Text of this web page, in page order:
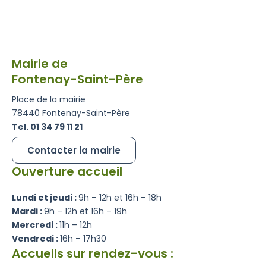
Mairie de
Fontenay-Saint-Père
Place de la mairie
78440 Fontenay-Saint-Père
Tel. 01 34 79 11 21
Contacter la mairie
Ouverture accueil
Lundi et jeudi :9h – 12h et 16h – 18h
Mardi :9h – 12h et 16h – 19h
Mercredi :11h – 12h
Vendredi :16h – 17h30
Accueils sur rendez-vous :